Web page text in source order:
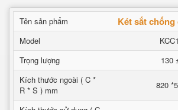
Tên sản phẩm Két sắt chống
Model
Trọng lượng
130
Kích thước ngoài ( C *
R * S ) mm
820